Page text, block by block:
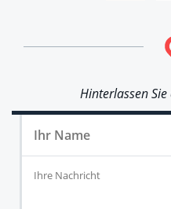
Hinterlassen